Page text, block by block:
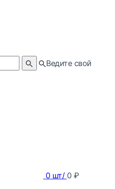
Ведите свой
0 шт/ 0 ₽